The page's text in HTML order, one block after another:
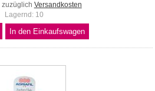
zuzüglich Versandkosten
Lagernd: 10